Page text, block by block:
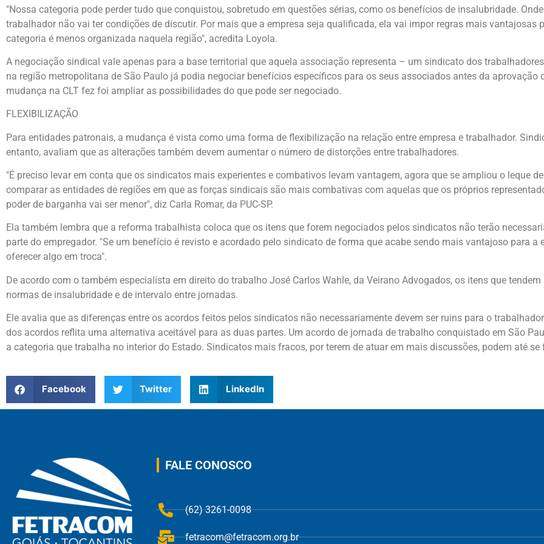
"Nossa categoria pode perder tudo que conquistou, sobretudo em questões sérias, como os benefícios de insalubridade.
trabalhador não vai ter condições de discutir. Por mais que a empresa seja qualificada, ela vai impor regras mais vantajosas
categoria é menos organizada naquela região", acredita Loyola.
A negociação sindical vale apenas para a base territorial que aquela associação representa – um sindicato dos
na região metropolitana de São Paulo já podia negociar benefícios específicos para os seus associados antes da aprovação
mudança na CLT fez foi ampliar as possibilidades do que pode ser negociado.
FLEXIBILIZAÇÃO
Para entidades patronais, a mudança é vista como uma forma de flexibilização na relação entre empresa e trabalhador.
entanto, avaliam que as alterações também devem aumentar o número de distorções entre trabalhadores.
"É preciso levar em conta que os sindicatos mais experientes e combativos levam vantagem, agora que se ampliou o leque
comparar as entidades de regiões em que as forças sindicais são mais combativas com aquelas que os próprios
poder de barganha vai ser menor", diz Carla Romar, da PUC-SP.
Ela também lembra que a reforma trabalhista coloca que os itens que forem negociados pelos sindicatos não terão
parte do empregador. "Se um benefício é revisto e acordado pelo sindicato de forma que acabe sendo mais vantajoso para a
oferecer algo em troca".
De acordo com o também especialista em direito do trabalho José Carlos Wahle, da Veirano Advogados, os itens que
normas de insalubridade e de intervalo entre jornadas.
Ele avalia que as diferenças entre os acordos feitos pelos sindicatos não necessariamente devem ser ruins para o
dos acordos reflita uma alternativa aceitável para as duas partes. Um acordo de jornada de trabalho conquistado em São
a categoria que trabalha no interior do Estado. Sindicatos mais fracos, por terem de atuar em mais discussões, podem até se
Facebook Twitter LinkedIn
FALE CONOSCO
(62) 3261-0098
fetracom@fetracom.org.br